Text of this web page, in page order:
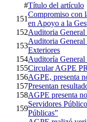
#Título del artículo
151
Compromiso con
en Apoyo a la
152Auditoria General
153
Auditoria General
Exteriores
154Auditoría General
155Circular AGPE
156AGPE, presenta
157Presentan
158AGPE presenta
159
Servidores
Públicas”